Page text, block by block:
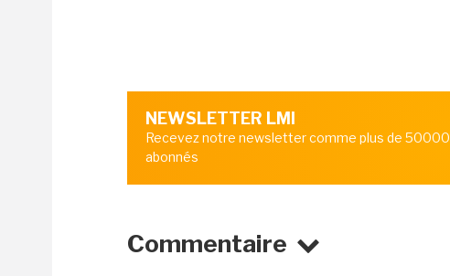
NEWSLETTER LMI
Recevez notre newsletter comme plus de 50000
abonnés
Commentaire